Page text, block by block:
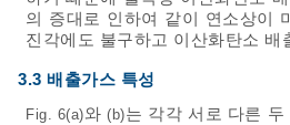
의 증대로 인하여 같이 연소상이
진각에도 불구하고 이산화탄소 배
3.3 배출가스 특성
Fig. 6(a)와(b)는 각각 서로 다른